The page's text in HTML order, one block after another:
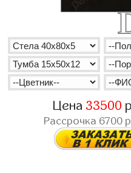
Цена 33500
Рассрочка 6700